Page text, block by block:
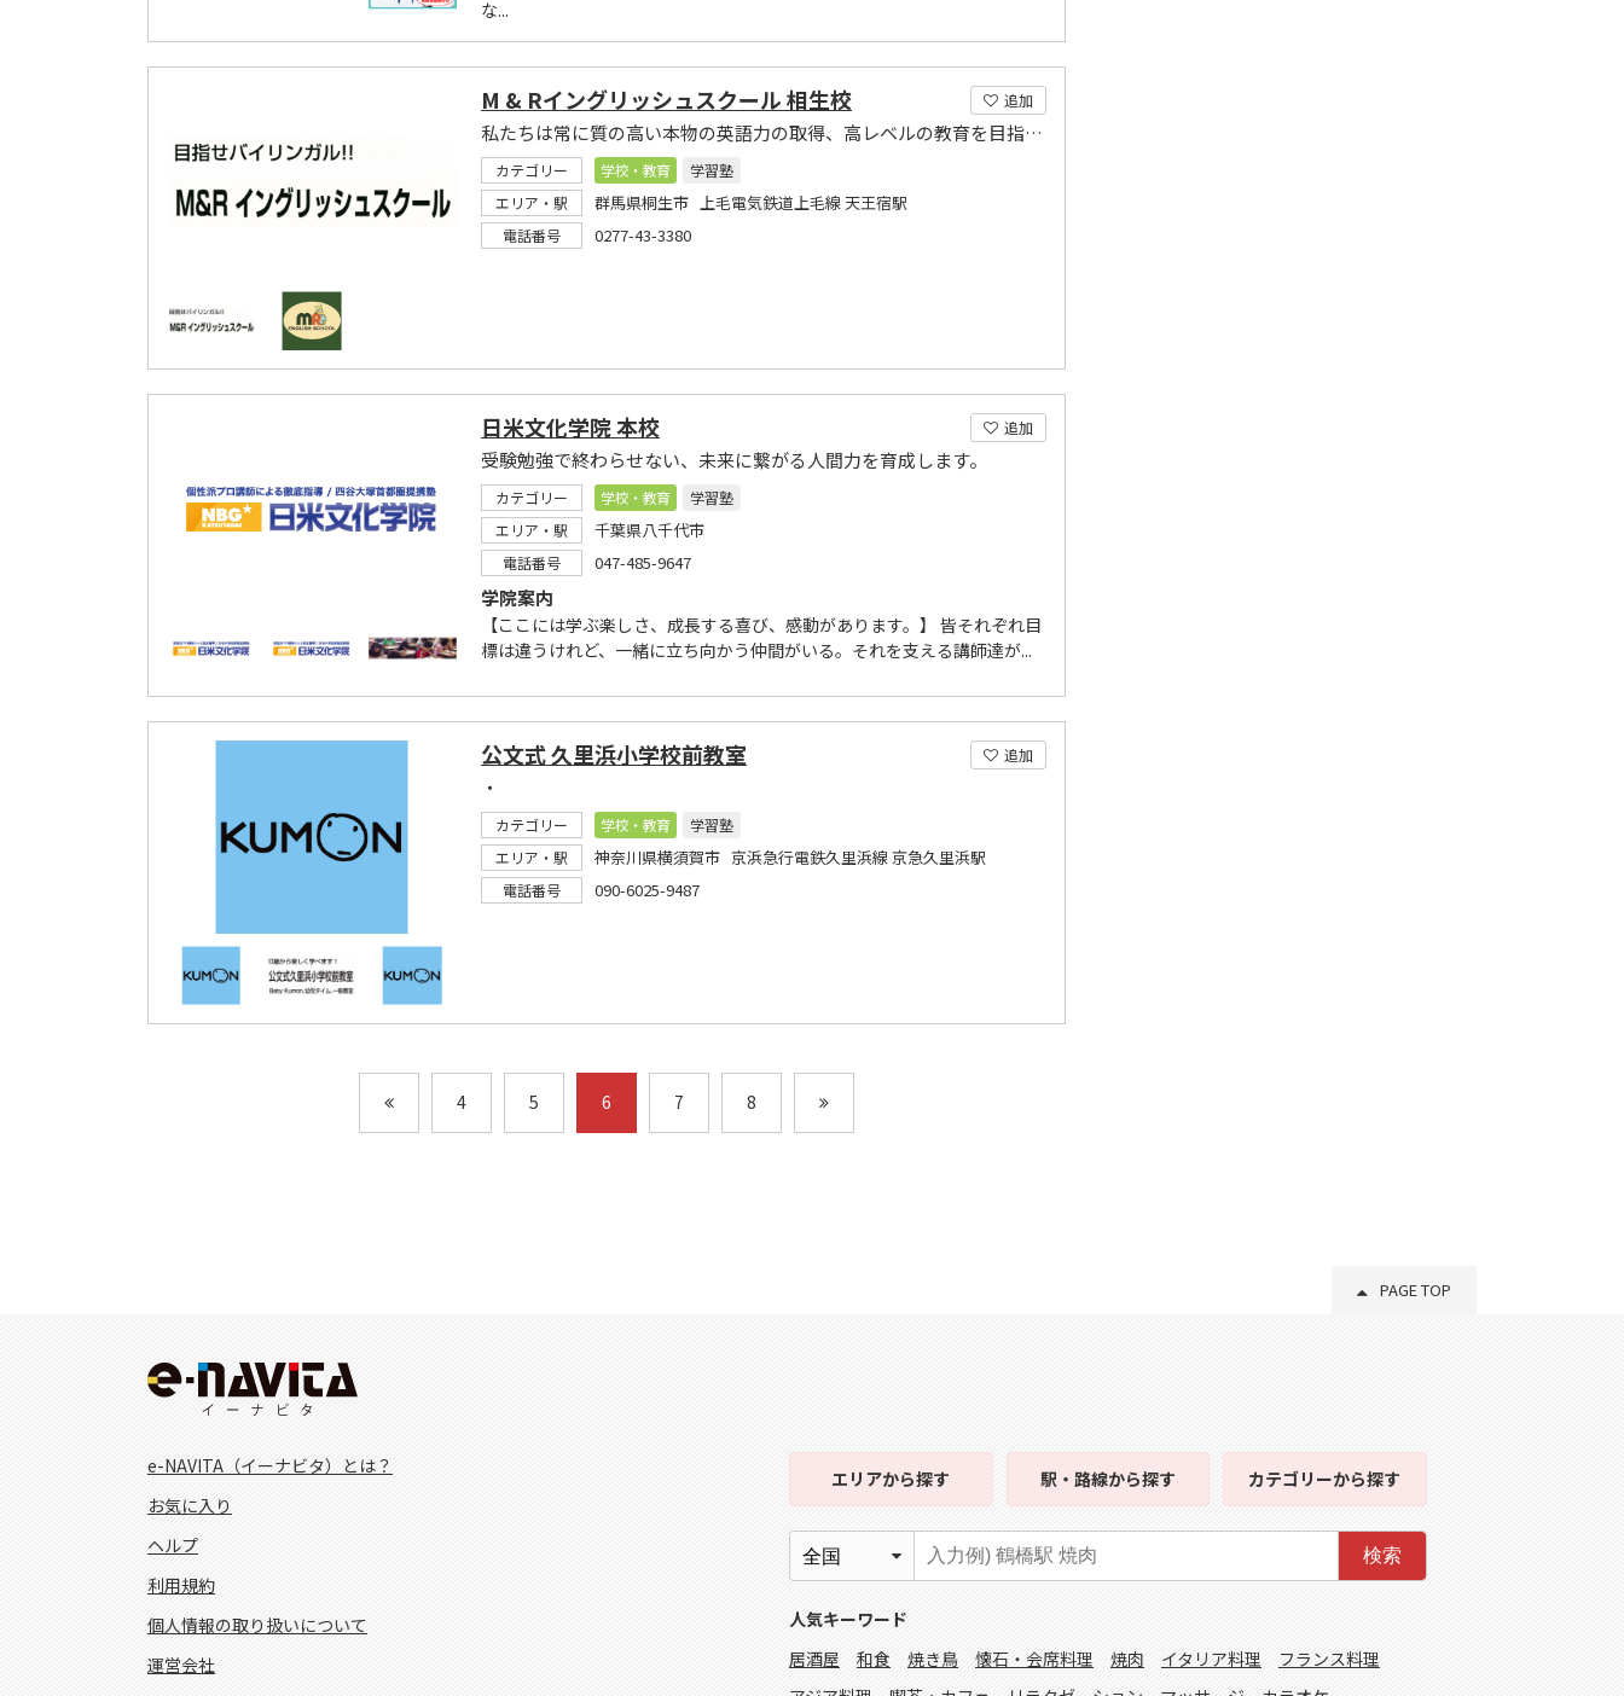
な...
追加
M & Rイングリッシュスクール 相生校
私たちは常に質の高い本物の英語力の取得、高レベルの教育を目指しています。
カテゴリー 学校・教育
学習塾
エリア・駅
群馬県桐生市 上毛電気鉄道上毛線 天王宿駅
電話番号 0277-43-3380
追加
日米文化学院 本校
受験勉強で終わらせない、未来に繋がる人間力を育成します。
カテゴリー 学校・教育
学習塾
エリア・駅
千葉県八千代市
電話番号 047-485-9647
学院案内
【ここには学ぶ楽しさ、成長する喜び、感動があります。】 皆それぞれ目
標は違うけれど、一緒に立ち向かう仲間がいる。それを支える講師達が...
追加
公文式 久里浜小学校前教室
・
カテゴリー 学校・教育
学習塾
エリア・駅
神奈川県横須賀市 京浜急行電鉄久里浜線 京急久里浜駅
電話番号 090-6025-9487
4 5 6 7 8
PAGE TOP
e-NAVITA（イーナビタ）とは？
お気に入り
ヘルプ
利用規約
個人情報の取り扱いについて
運営会社
エリアから探す 駅・路線から探す カテゴリーから探す
検索
人気キーワード
居酒屋
和食 焼き鳥 懐石・会席料理 焼肉 イタリア料理
フランス料理